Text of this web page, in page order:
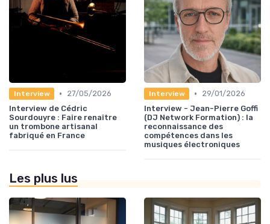
Interview •
27/05/2026
Interview de Cédric
Sourdouyre : Faire renaître
un trombone artisanal
fabriqué en France
Interview •
29/01/2026
Interview - Jean-Pierre Goffi
(DJ Network Formation) : la
reconnaissance des
compétences dans les
musiques électroniques
Les plus lus